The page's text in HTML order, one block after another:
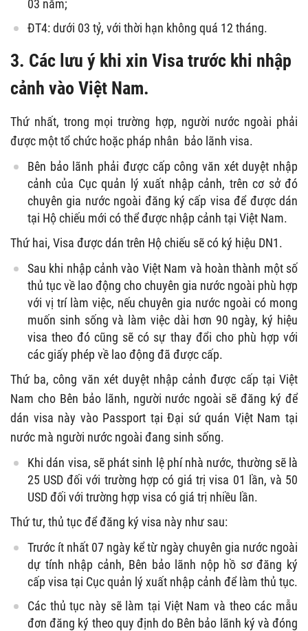
03 năm;
ĐT4: dưới 03 tỷ, với thời hạn không quá 12 tháng.
3. Các lưu ý khi xin Visa trước khi nhập
cảnh vào Việt Nam.
Thứ nhất, trong mọi trường hợp, người nước ngoài phải
được một tổ chức hoặc pháp nhân bảo lãnh visa.
Bên bảo lãnh phải được cấp công văn xét duyệt nhập
cảnh của Cục quản lý xuất nhập cảnh, trên cơ sở đó
chuyên gia nước ngoài đăng ký cấp visa để được dán
tại Hộ chiếu mới có thể được nhập cảnh tại Việt Nam.
Thứ hai, Visa được dán trên Hộ chiếu sẽ có ký hiệu DN1.
Sau khi nhập cảnh vào Việt Nam và hoàn thành một số
thủ tục về lao động cho chuyên gia nước ngoài phù hợp
với vị trí làm việc, nếu chuyên gia nước ngoài có mong
muốn sinh sống và làm việc dài hơn 90 ngày, ký hiệu
visa theo đó cũng sẽ có sự thay đổi cho phù hợp với
các giấy phép về lao động đã được cấp.
Thứ ba, công văn xét duyệt nhập cảnh được cấp tại Việt
Nam cho Bên bảo lãnh, người nước ngoài sẽ đăng ký để
dán visa này vào Passport tại Đại sứ quán Việt Nam tại
nước mà người nước ngoài đang sinh sống.
Khi dán visa, sẽ phát sinh lệ phí nhà nước, thường sẽ là
25 USD đối với trường hợp có giá trị visa 01 lần, và 50
USD đối với trường hợp visa có giá trị nhiều lần.
Thứ tư, thủ tục để đăng ký visa này như sau:
Trước ít nhất 07 ngày kể từ ngày chuyên gia nước ngoài
dự tính nhập cảnh, Bên bảo lãnh nộp hồ sơ đăng ký
cấp visa tại Cục quản lý xuất nhập cảnh để làm thủ tục.
Các thủ tục này sẽ làm tại Việt Nam và theo các mẫu
đơn đăng ký theo quy định do Bên bảo lãnh ký và đóng